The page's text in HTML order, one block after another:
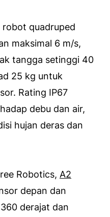
robot quadruped
maksimal 6 m/s,
tangga setinggi 40
25 kg untuk
Rating IP67
debu dan air,
hujan deras dan
Robotics, A2
depan dan
derajat dan